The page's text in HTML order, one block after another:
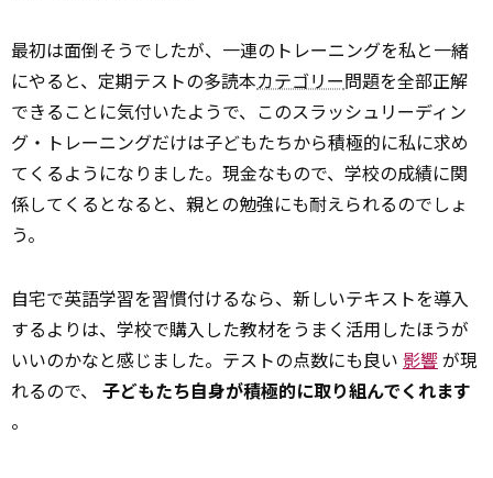
最初は面倒そうでしたが、一連のトレーニングを私と一緒
にやると、定期テストの多読本カテゴリー問題を全部正解
できることに気付いたようで、このスラッシュリーディン
グ・トレーニングだけは子どもたちから積極的に私に求め
てくるようになりました。現金なもので、学校の成績に関
係してくるとなると、親との勉強にも耐えられるのでしょ
う。
自宅で英語学習を習慣付けるなら、新しいテキストを導入
するよりは、学校で購入した教材をうまく活用したほうが
いいのかなと感じました。テストの点数にも良い 影響が現
れるので、 子どもたち自身が積極的に取り組んでくれます
。